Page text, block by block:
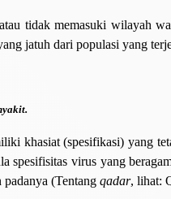
tidak memasuki wilayah
jatuh dari populasi yang
khasiat (spesifikasi) yang
spesifisitas virus yang
(Tentang qadar, lihat: